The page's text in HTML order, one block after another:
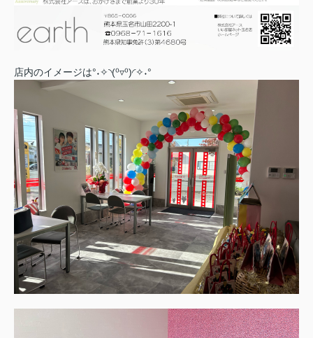
店内のイメージは°˖✧◝(⁰▿⁰)◜✧˖°